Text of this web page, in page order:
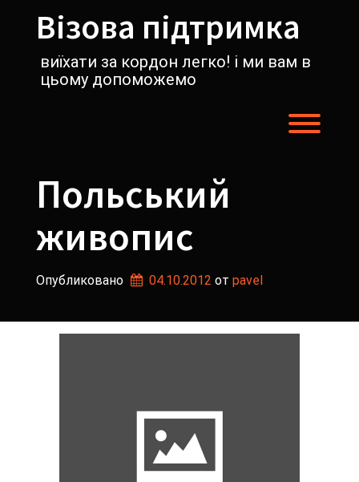
содержимомуВізова підтримка
виїхати за кордон легко! і ми вам в
цьому допоможемо
Польський
живопис
Опубликовано 04.10.2012 от pavel